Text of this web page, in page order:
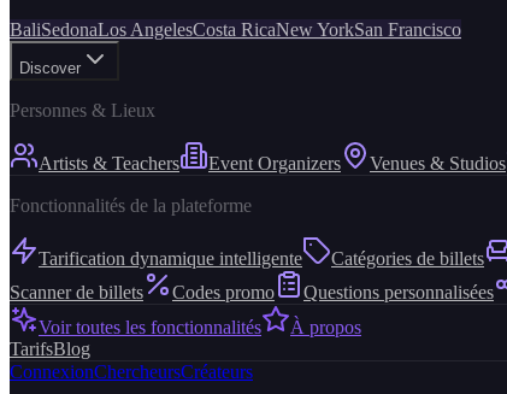
BaliSedonaLos AngelesCosta RicaNew YorkSan Francisco
Discover
Personnes & Lieux
Artists & Teachers Event Organizers Venues & Studios
Fonctionnalités de la plateforme
Tarification dynamique intelligente Catégories de billets
Scanner de billets
Codes promo Questions personnalisées
Voir toutes les fonctionnalités
À propos
TarifsBlog
ConnexionChercheursCréateurs